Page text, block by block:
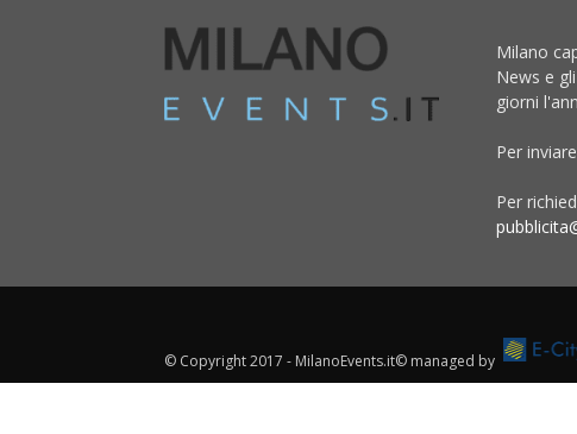
Milano
News e
giorni
Per
Per
© Copyright 2017 - MilanoEvents.it© managed by